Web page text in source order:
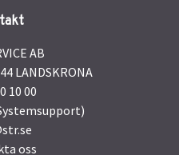
AB
LANDSKRONA
10 00
oss